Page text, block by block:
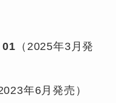
（2025年3月発
2023年6月発売）